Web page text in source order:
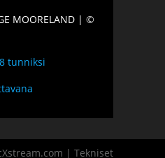
MOORELAND | ©
tunniksi
| Tekniset